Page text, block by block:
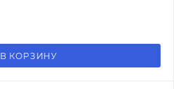
В КОРЗИНУ